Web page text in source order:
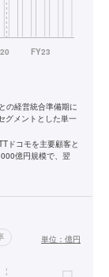
の経営統合準備期に
グメントとした単一
ドコモを主要顧客と
億円規模で、翌
単位： 億円